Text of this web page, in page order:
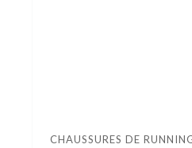
CHAUSSURES DE